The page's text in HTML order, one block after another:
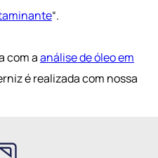
“.
com aanálise de óleo em
é realizada com nossa